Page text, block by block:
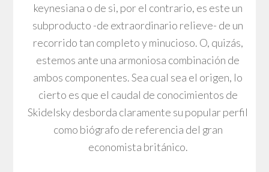
keynesiana o de si, por el contrario, es este un
subproducto -de extraordinario relieve- de un
recorrido tan completo y minucioso. O, quizás,
estemos ante una armoniosa combinación de
ambos componentes. Sea cual sea el origen, lo
cierto es que el caudal de conocimientos de
Skidelsky desborda claramente su popular perfil
como biógrafo de referencia del gran
economista británico.